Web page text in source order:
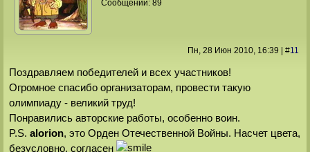
Сообщений:89
Пн, 28 Июн 2010, 16:39 #11
Поздравляем победителей и всех участников!
Огромное спасибо организаторам, провести такую
олимпиаду - великий труд!
Понравились авторские работы, особенно воин.
P.S. alorion, это Орден Отечественной Войны. Насчет цвета,
безусловно, согласен